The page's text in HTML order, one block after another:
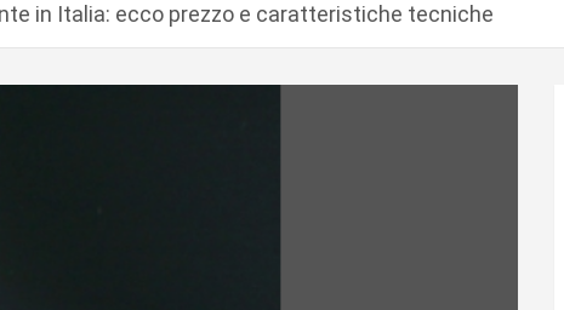
in Italia: ecco prezzo e caratteristiche tecniche